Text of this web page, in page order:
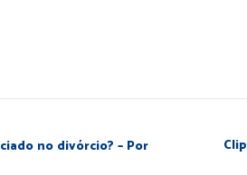
no divórcio? – Por